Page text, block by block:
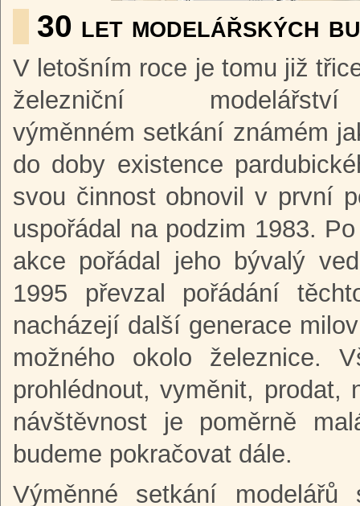
30 let modelářských
V letošním roce je tomu již
železniční
výměnném setkání známém
do doby existence
svou činnost obnovil v první
uspořádal na podzim 1983.
akce pořádal jeho bývalý
1995 převzal pořádání
nacházejí další generace
možného okolo železnice.
prohlédnout, vyměnit,
návštěvnost je poměrně
budeme pokračovat dále.
Výměnné setkání